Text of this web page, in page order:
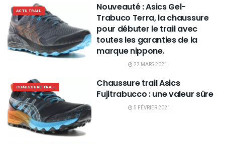
ACTU TRAIL
Nouveauté : Asics Gel-
Trabuco Terra, la chaussure
pour débuter le trail avec
toutes les garanties de la
marque nippone.
22 MARS 2021
CHAUSSURE TRAIL
Chaussure trail Asics
Fujitrabucco : une valeur sûre
5 FÉVRIER 2021